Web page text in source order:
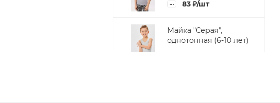
83 ₽/шт
Майка "Серая",
однотонная (6-10 лет)